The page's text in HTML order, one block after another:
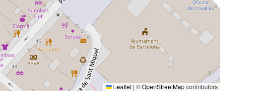
Leaflet | ©OpenStreetMapcontributors